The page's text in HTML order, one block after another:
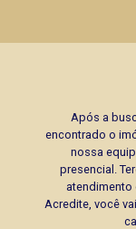
Após a
encontrado o
nossa
presencial.
atendimento
Acredite, você